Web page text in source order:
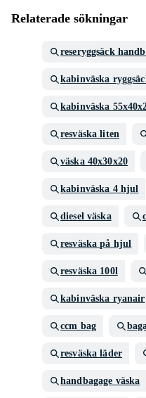
Relaterade sökningar
reseryggsäck
kabinväska
kabinväska
resväska liten
väska 40x30x20
kabinväska 4 hjul
diesel väska
resväska på hjul
resväska 100l
kabinväska ryanair
ccm bag
resväska läder
handbagage väska